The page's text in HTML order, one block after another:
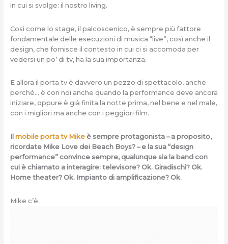
in cui si svolge: il nostro living.
Così come lo stage, il palcoscenico, è sempre più fattore
fondamentale delle esecuzioni di musica “live”, così anche il
design, che fornisce il contesto in cui ci si accomoda per
vedersi un po’ di tv, ha la sua importanza.
E allora il porta tv è davvero un pezzo di spettacolo, anche
perché… è con noi anche quando la performance deve ancora
iniziare, oppure è già finita la notte prima, nel bene e nel male,
con i migliori ma anche con i peggiori film.
Il mobile porta tv Mikeè sempre protagonista – a proposito,
ricordate Mike Love dei Beach Boys? – e la sua “design
performance” convince sempre, qualunque sia la band con
cui è chiamato a interagire: televisore? Ok. Giradischi? Ok.
Home theater? Ok. Impianto di amplificazione? Ok.
Mike c’è.